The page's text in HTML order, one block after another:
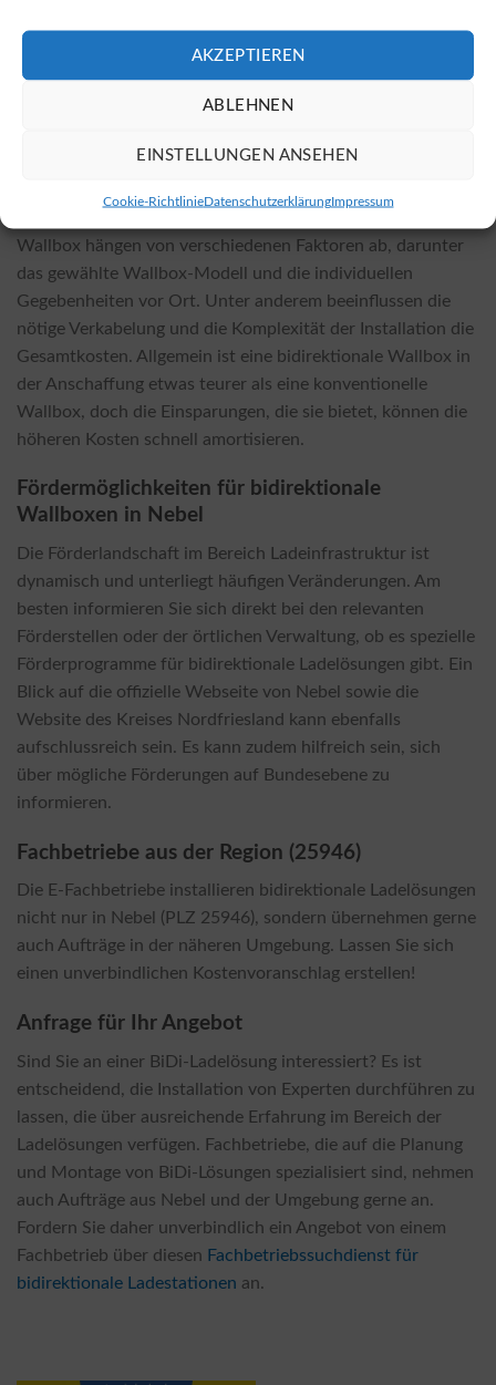
AKZEPTIEREN
ABLEHNEN
EINSTELLUNGEN ANSEHEN
Cookie-RichtlinieDatenschutzerklärungImpressum
Ort als auch in zahlreichen Online-Shops erhältlich.
Oftmals sind die Preise in Online-Shops deutlich günstiger.
Sie können bidirektionale Wallboxen direkt über diesen
Wallbox hängen von verschiedenen Faktoren ab, darunter
das gewählte Wallbox-Modell und die individuellen
Gegebenheiten vor Ort. Unter anderem beeinflussen die
nötige Verkabelung und die Komplexität der Installation die
Gesamtkosten. Allgemein ist eine bidirektionale Wallbox in
der Anschaffung etwas teurer als eine konventionelle
Wallbox, doch die Einsparungen, die sie bietet, können die
höheren Kosten schnell amortisieren.
Fördermöglichkeiten für bidirektionale
Wallboxen in Nebel
Die Förderlandschaft im Bereich Ladeinfrastruktur ist
dynamisch und unterliegt häufigen Veränderungen. Am
besten informieren Sie sich direkt bei den relevanten
Förderstellen oder der örtlichen Verwaltung, ob es spezielle
Förderprogramme für bidirektionale Ladelösungen gibt. Ein
Blick auf die offizielle Webseite von Nebel sowie die
Website des Kreises Nordfriesland kann ebenfalls
aufschlussreich sein. Es kann zudem hilfreich sein, sich
über mögliche Förderungen auf Bundesebene zu
informieren.
Fachbetriebe aus der Region (25946)
Die E-Fachbetriebe installieren bidirektionale Ladelösungen
nicht nur in Nebel (PLZ 25946), sondern übernehmen gerne
auch Aufträge in der näheren Umgebung. Lassen Sie sich
einen unverbindlichen Kostenvoranschlag erstellen!
Anfrage für Ihr Angebot
Sind Sie an einer BiDi-Ladelösung interessiert? Es ist
entscheidend, die Installation von Experten durchführen zu
lassen, die über ausreichende Erfahrung im Bereich der
Ladelösungen verfügen. Fachbetriebe, die auf die Planung
und Montage von BiDi-Lösungen spezialisiert sind, nehmen
auch Aufträge aus Nebel und der Umgebung gerne an.
Fordern Sie daher unverbindlich ein Angebot von einem
Fachbetrieb über diesen Fachbetriebssuchdienst für
bidirektionale Ladestationen an.